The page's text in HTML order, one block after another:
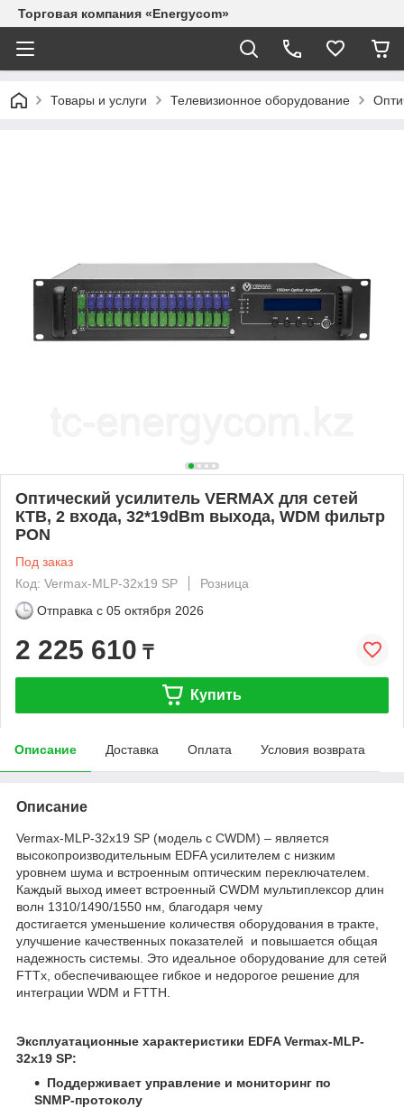
Торговая компания «Energycom»
Товары и услуги Телевизионное оборудование
Оптический усилитель VERMAX для сетей
КТВ, 2 входа, 32*19dBm выхода, WDM фильтр
PON
Под заказ
Код: Vermax-MLP-32x19 SP
Розница
Отправка с 05 октября 2026
2 225 610 ₸
Купить
Описание Доставка Оплата Условия возврата
Описание
Vermax-MLP-32x19 SP (модель с CWDM) – является
высокопроизводительным EDFA усилителем с низким
уровнем шума и встроенным оптическим переключателем.
Каждый выход имеет встроенный CWDM мультиплексор длин
волн 1310/1490/1550 нм, благодаря чему
достигается уменьшение количествя оборудования в тракте,
улучшение качественных показателей и повышается общая
надежность системы. Это идеальное оборудование для сетей
FTTx, обеспечивающее гибкое и недорогое решение для
интеграции WDM и FTTH.
Эксплуатационные характеристики EDFA Vermax-MLP-
32x19 SP:
Поддерживает управление и мониторинг по
SNMP-протоколу